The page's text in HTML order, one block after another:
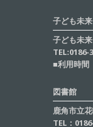
子ども未
子ども未
TEL:0186-
■利用時
図書館
鹿角市立
TEL：